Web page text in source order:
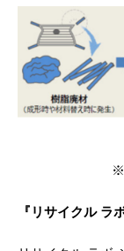
※
『リサイクル ラ